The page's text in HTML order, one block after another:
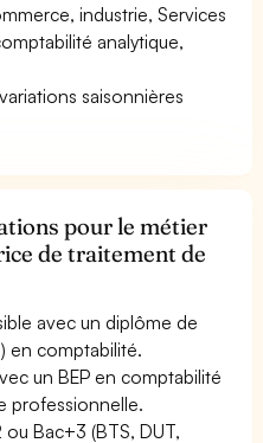
industrie, Services
analytique,
saisonnières
pour le métier
de traitement de
avec un diplôme de
en comptabilité.
un BEP en comptabilité
professionnelle.
Bac+3 (BTS, DUT,